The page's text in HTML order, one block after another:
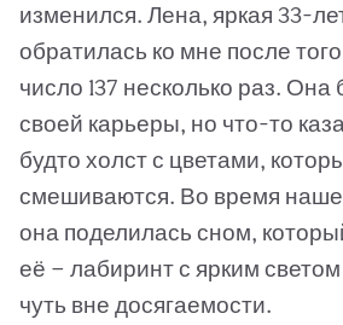
изменился. Лена, яркая 33-
обратилась ко мне после
число 137 несколько раз. Она
своей карьеры, но что-то
будто холст с цветами,
смешиваются. Во время
она поделилась сном,
её — лабиринт с ярким
чуть вне досягаемости.